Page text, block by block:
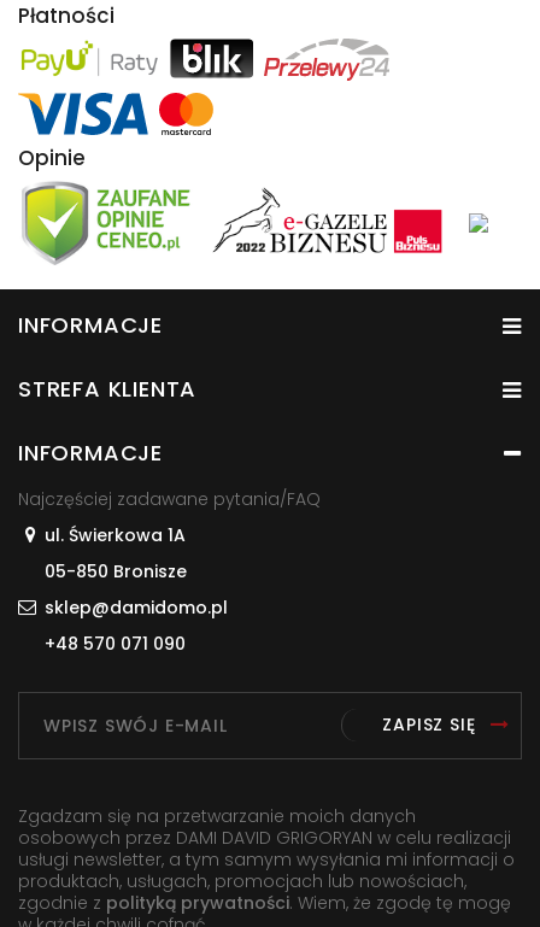
Płatności
Opinie
INFORMACJE
STREFA KLIENTA
INFORMACJE
Najczęściej zadawane pytania/FAQ
ul. Świerkowa 1A
05-850 Bronisze
sklep@damidomo.pl
+48 570 071 090
ZAPISZ SIĘ
Zgadzam się na przetwarzanie moich danych
osobowych przez DAMI DAVID GRIGORYAN w celu realizacji
usługi newsletter, a tym samym wysyłania mi informacji o
produktach, usługach, promocjach lub nowościach,
zgodnie z polityką prywatności. Wiem, że zgodę tę mogę